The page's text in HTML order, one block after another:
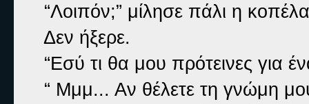
“Λοιπόν;” μίλησε πάλι η
Δεν ήξερε.
“Εσύ τι θα μου πρότεινες για
“ Μμμ... Αν θέλετε τη γνώμη μου,